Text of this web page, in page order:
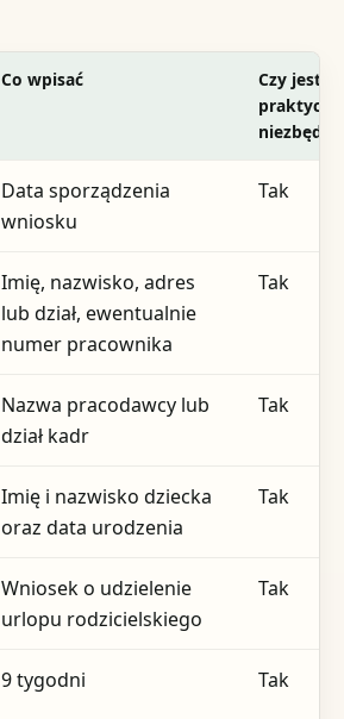
Co wpisać
Czy jest
niezbędne
Data sporządzenia
wniosku
Tak
Imię, nazwisko, adres
lub dział, ewentualnie
numer pracownika
Tak
Nazwa pracodawcy lub
dział kadr
Tak
Imię i nazwisko dziecka
oraz data urodzenia
Tak
Wniosek o udzielenie
urlopu rodzicielskiego
Tak
9 tygodni Tak